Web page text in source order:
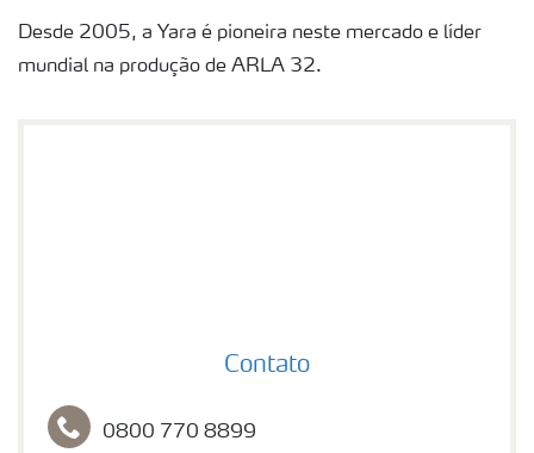
Desde 2005, a Yara é pioneira neste mercado e líder
mundial na produção de ARLA 32.
Contato
0800 770 8899